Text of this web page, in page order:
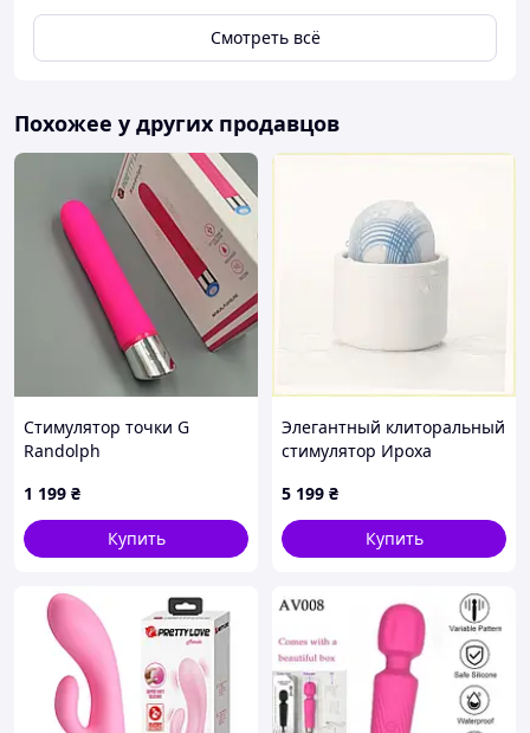
Смотреть всё
Похожее у других продавцов
Стимулятор точки G
Randolph
1 199 ₴
Купить
Элегантный клиторальный
стимулятор Ироха
5 199 ₴
Купить